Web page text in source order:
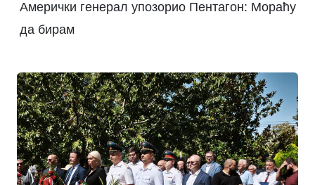
Амерички генерал упозорио Пентагон: Мораћу
да бирам